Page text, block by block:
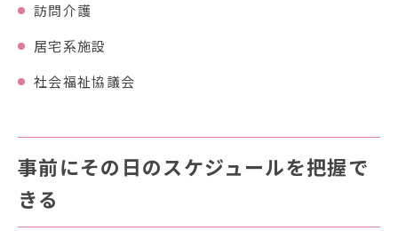
訪問介護
居宅系施設
社会福祉協議会
事前にその日のスケジュールを把握で
きる